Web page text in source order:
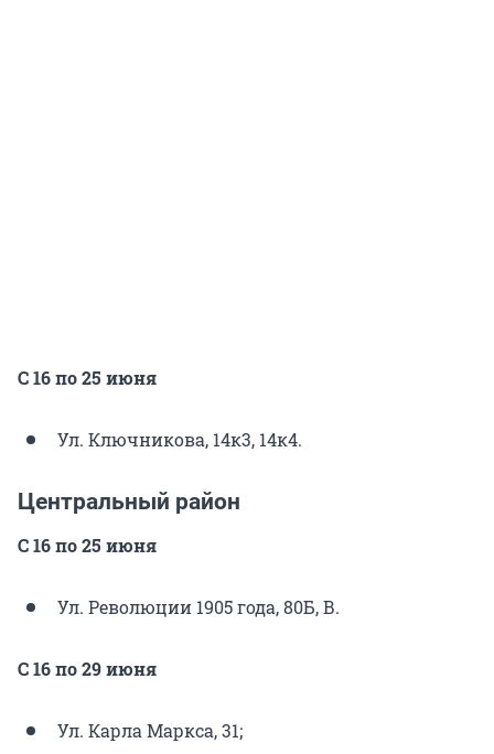
С 16 по 25 июня
Ул. Ключникова, 14к3, 14к4.
Центральный район
С 16 по 25 июня
Ул. Революции 1905 года, 80Б, В.
С 16 по 29 июня
Ул. Карла Маркса, 31;